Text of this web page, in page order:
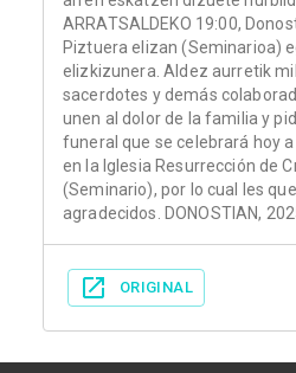
ARRATSALDEKO 19:00,
Piztuera elizan (Seminarioa)
elizkizunera. Aldez aurretik
sacerdotes y demás
unen al dolor de la familia y
funeral que se celebrará hoy a
en la Iglesia Resurrección de
(Seminario), por lo cual les
agradecidos. DONOSTIAN,
ORIGINAL